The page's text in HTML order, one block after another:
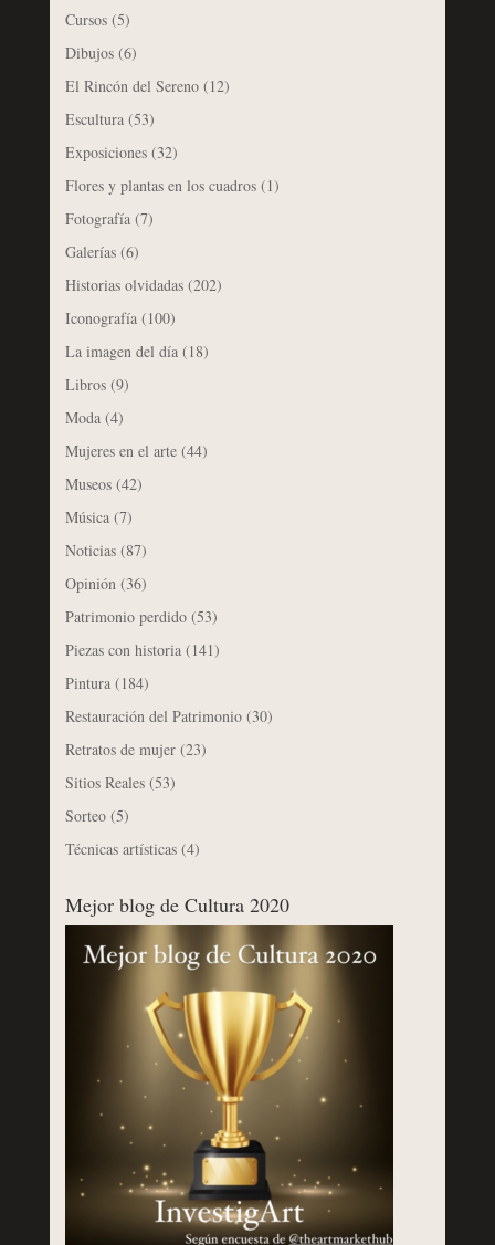
Cursos(5)
Dibujos(6)
El Rincón del Sereno(12)
Escultura(53)
Exposiciones(32)
Flores y plantas en los cuadros(1)
Fotografía(7)
Galerías(6)
Historias olvidadas(202)
Iconografía(100)
La imagen del día(18)
Libros(9)
Moda(4)
Mujeres en el arte(44)
Museos(42)
Música(7)
Noticias(87)
Opinión (36)
Patrimonio perdido(53)
Piezas con historia(141)
Pintura(184)
Restauración del Patrimonio(30)
Retratos de mujer(23)
Sitios Reales(53)
Sorteo(5)
Técnicas artísticas(4)
Mejor blog de Cultura 2020